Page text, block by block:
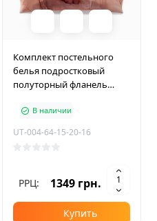
Комплект постельного
белья подростковый
полуторный фланель
В наличии
UT-004-64-15-20-16
РРЦ: 1349 грн.
Купить